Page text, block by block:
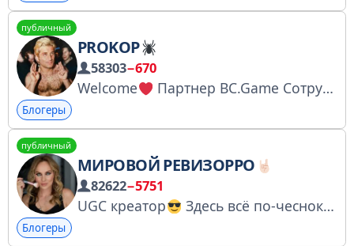
публичный
PROKOP
58303−670
Welcome Партнер BC.Game Сотрудничество
Блогеры
публичный
МИРОВОЙ РЕВИЗОРРО
82622−5751
UGC креатор Здесь всё по-чесноку
Блогеры